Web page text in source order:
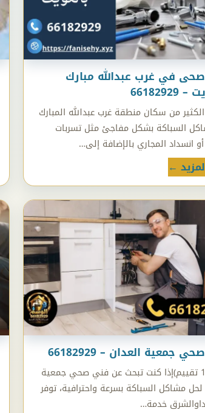
في غرب عبدالله مبارك
من سكان منطقة غرب عبدالله المبارك
السباكة بشكل مفاجئ مثل تسربات
انسداد المجاري بالإضافة إلى…
←
جمعية العدان – 66182929
5 / 5 (1 تقييم)إذا كنت تبحث عن فني صحي جمعية
لحل مشاكل السباكة بسرعة واحترافية، توفر
خدمة…